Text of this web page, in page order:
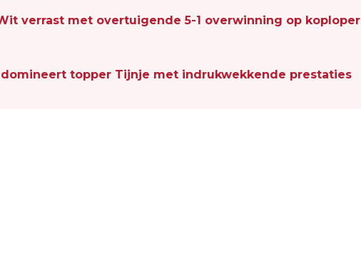
verrast met overtuigende 5-1 overwinning op koploper
topper Tijnje met indrukwekkende prestaties